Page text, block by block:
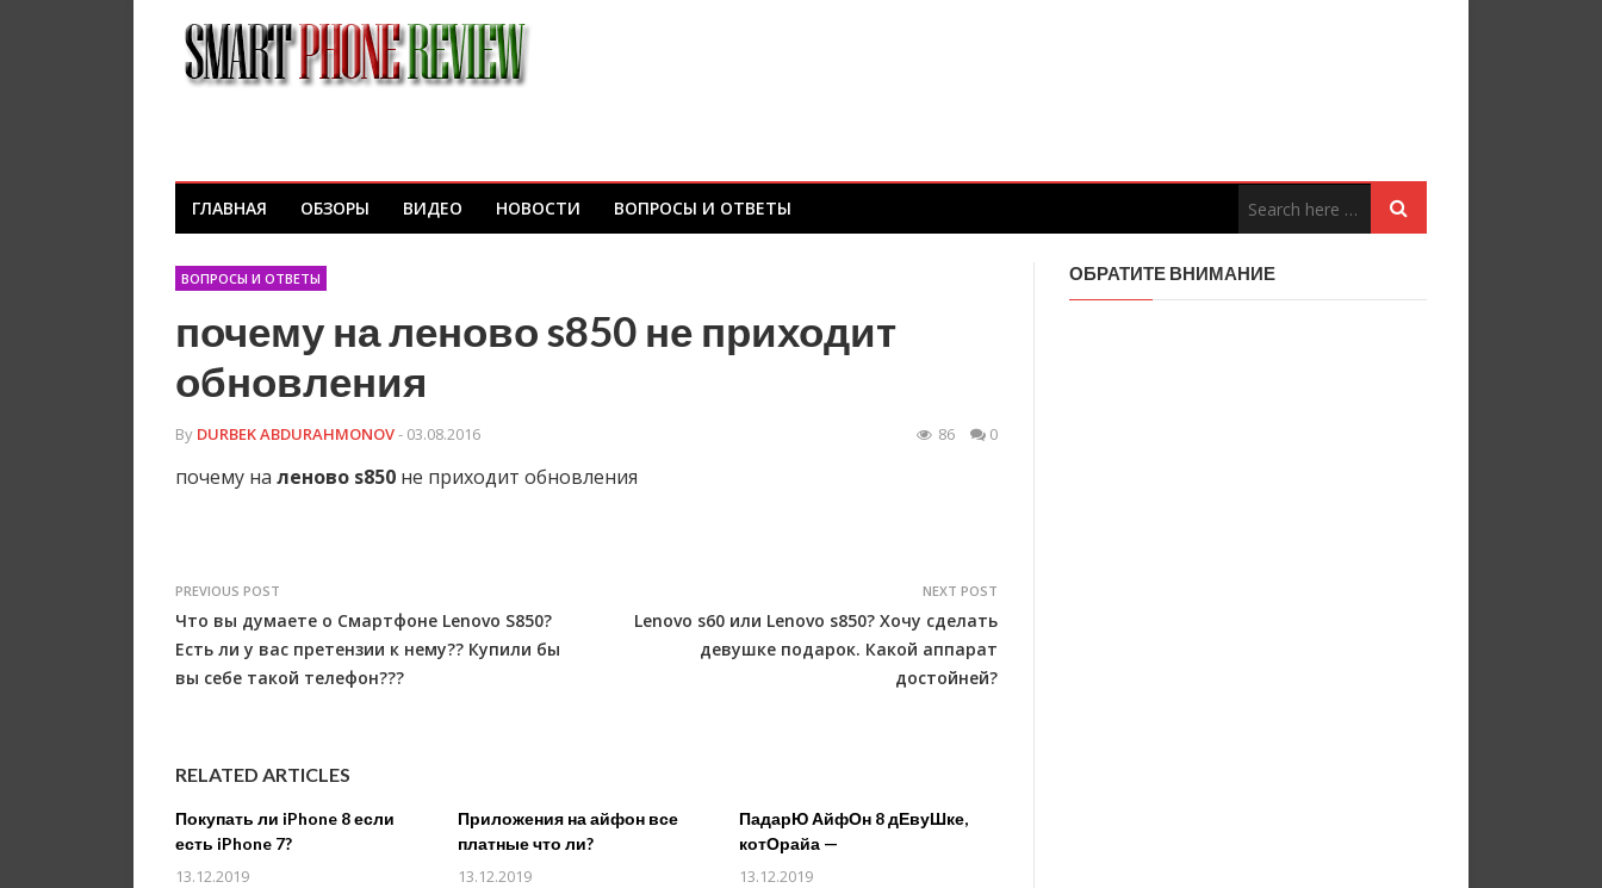
ГЛАВНАЯ ОБЗОРЫ ВИДЕО НОВОСТИ ВОПРОСЫ И ОТВЕТЫ
ВОПРОСЫ И ОТВЕТЫ
почему на леново s850 не приходит
обновления
By DURBEK ABDURAHMONOV- 03.08.2016 86 0
почему на леново s850 не приходит обновления
PREVIOUS POST
Что вы думаете о Смартфоне Lenovo S850?
Есть ли у вас претензии к нему?? Купили бы
вы себе такой телефон???
NEXT POST
Lenovo s60 или Lenovo s850? Хочу сделать
девушке подарок. Какой аппарат
достойней?
RELATED ARTICLES
Покупать ли iPhone 8 если
есть iPhone 7?
13.12.2019
Приложения на айфон все
платные что ли?
13.12.2019
ПадарЮ АйфОн 8 дЕвуШке,
котОрайа —
13.12.2019
ОБРАТИТЕ ВНИМАНИЕ